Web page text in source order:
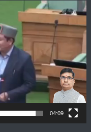
04:09